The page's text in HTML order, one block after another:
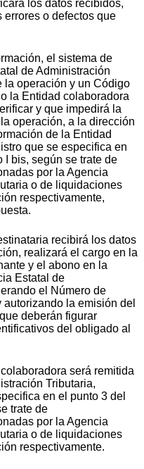
los datos recibidos,
o defectos que
el sistema de
de Administración
la operación y un Código
la Entidad colaboradora
y que impedirá la
operación, a la dirección
de la Entidad
que se especifica en
I bis, según se trate de
por la Agencia
o de liquidaciones
respectivamente,
recibirá los datos
realizará el cargo en la
y el abono en la
Estatal de
el Número de
la emisión del
deberán figurar
del obligado al
será remitida
Tributaria,
en el punto 3 del
trate de
por la Agencia
o de liquidaciones
respectivamente.